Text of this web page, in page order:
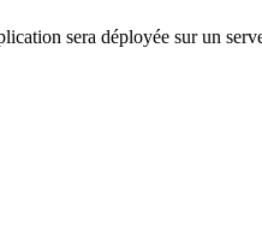
sera déployée sur un